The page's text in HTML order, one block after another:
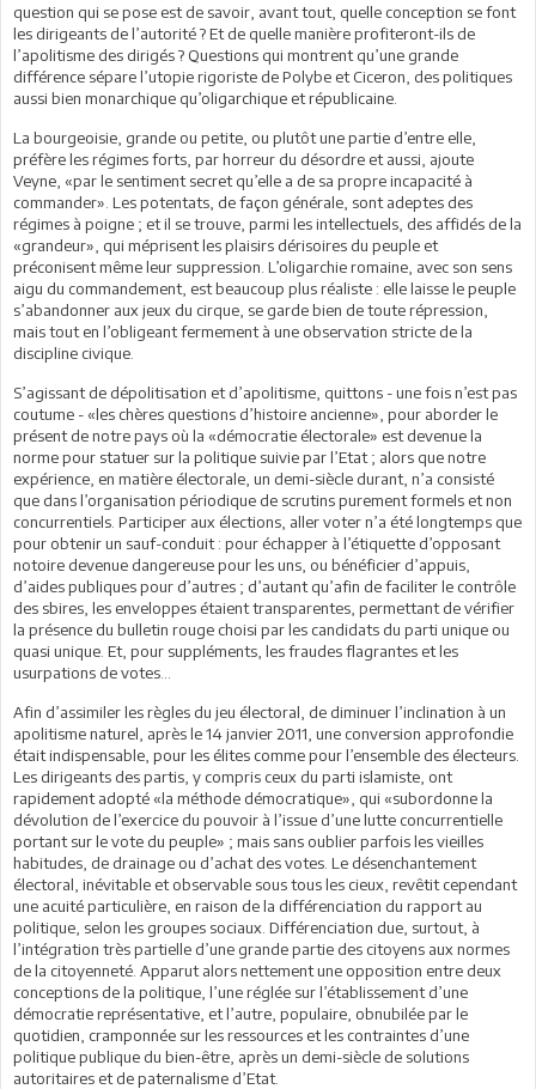
question qui se pose est de savoir, avant tout, quelle conception se font
les dirigeants de l’autorité ? Et de quelle manière profiteront-ils de
l’apolitisme des dirigés ? Questions qui montrent qu’une grande
différence sépare l’utopie rigoriste de Polybe et Ciceron, des politiques
aussi bien monarchique qu’oligarchique et républicaine.
La bourgeoisie, grande ou petite, ou plutôt une partie d’entre elle,
préfère les régimes forts, par horreur du désordre et aussi, ajoute
Veyne, «par le sentiment secret qu’elle a de sa propre incapacité à
commander». Les potentats, de façon générale, sont adeptes des
régimes à poigne ; et il se trouve, parmi les intellectuels, des affidés de la
«grandeur», qui méprisent les plaisirs dérisoires du peuple et
préconisent même leur suppression. L’oligarchie romaine, avec son sens
aigu du commandement, est beaucoup plus réaliste : elle laisse le peuple
s’abandonner aux jeux du cirque, se garde bien de toute répression,
mais tout en l’obligeant fermement à une observation stricte de la
discipline civique.
S’agissant de dépolitisation et d’apolitisme, quittons - une fois n’est pas
coutume - «les chères questions d’histoire ancienne», pour aborder le
présent de notre pays où la «démocratie électorale» est devenue la
norme pour statuer sur la politique suivie par l’Etat ; alors que notre
expérience, en matière électorale, un demi-siècle durant, n’a consisté
que dans l’organisation périodique de scrutins purement formels et non
concurrentiels. Participer aux élections, aller voter n’a été longtemps que
pour obtenir un sauf-conduit : pour échapper à l’étiquette d’opposant
notoire devenue dangereuse pour les uns, ou bénéficier d’appuis,
d’aides publiques pour d’autres ; d’autant qu’afin de faciliter le contrôle
des sbires, les enveloppes étaient transparentes, permettant de vérifier
la présence du bulletin rouge choisi par les candidats du parti unique ou
quasi unique. Et, pour suppléments, les fraudes flagrantes et les
usurpations de votes…
Afin d’assimiler les règles du jeu électoral, de diminuer l’inclination à un
apolitisme naturel, après le 14 janvier 2011, une conversion approfondie
était indispensable, pour les élites comme pour l’ensemble des électeurs.
Les dirigeants des partis, y compris ceux du parti islamiste, ont
rapidement adopté «la méthode démocratique», qui «subordonne la
dévolution de l’exercice du pouvoir à l’issue d’une lutte concurrentielle
portant sur le vote du peuple» ; mais sans oublier parfois les vieilles
habitudes, de drainage ou d’achat des votes. Le désenchantement
électoral, inévitable et observable sous tous les cieux, revêtit cependant
une acuité particulière, en raison de la différenciation du rapport au
politique, selon les groupes sociaux. Différenciation due, surtout, à
l’intégration très partielle d’une grande partie des citoyens aux normes
de la citoyenneté. Apparut alors nettement une opposition entre deux
conceptions de la politique, l’une réglée sur l’établissement d’une
démocratie représentative, et l’autre, populaire, obnubilée par le
quotidien, cramponnée sur les ressources et les contraintes d’une
politique publique du bien-être, après un demi-siècle de solutions
autoritaires et de paternalisme d’Etat.